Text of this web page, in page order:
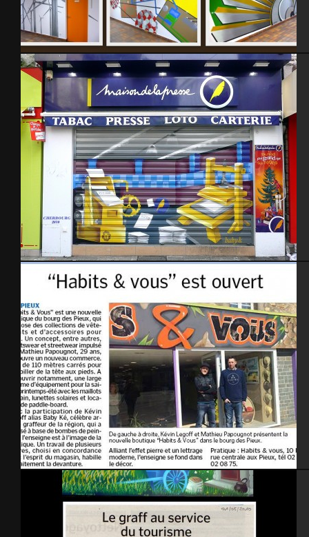
EPR Flamanville – Centrale EDF 2012
Maison de la presse 2010
La Manche Libre – avril 2015